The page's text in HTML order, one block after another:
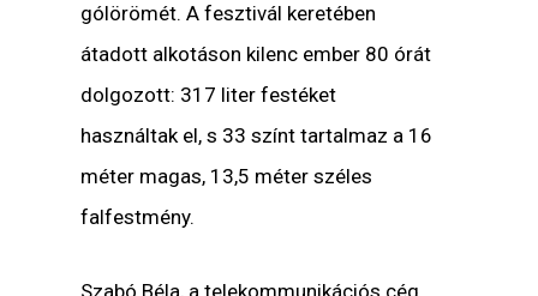
gólörömét. A fesztivál keretében
átadott alkotáson kilenc ember 80 órát
dolgozott: 317 liter festéket
használtak el, s 33 színt tartalmaz a 16
méter magas, 13,5 méter széles
falfestmény.
Szabó Béla, a telekommunikációs cég